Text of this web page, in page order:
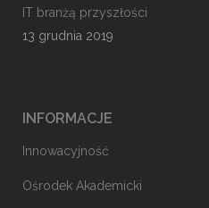
IT branżą przyszłości
13 grudnia 2019
INFORMACJE
Innowacyjność
Ośrodek Akademicki